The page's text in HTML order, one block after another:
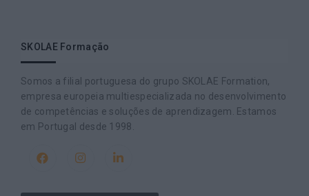
SKOLAE Formação
Somos a filial portuguesa do grupo SKOLAE Formation,
empresa europeia multiespecializada no desenvolvimento
de competências e soluções de aprendizagem. Estamos
em Portugal desde 1998.